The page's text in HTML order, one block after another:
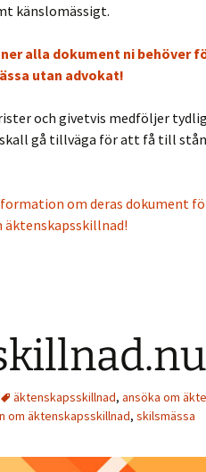
känslomässigt.
alla dokument ni behöver
utan advokat!
och givetvis medföljer
gå tillväga för att få till
om deras dokument
äktenskapsskillnad!
äktenskapsskillnad, ansöka om
om äktenskapsskillnad, skilsmässa